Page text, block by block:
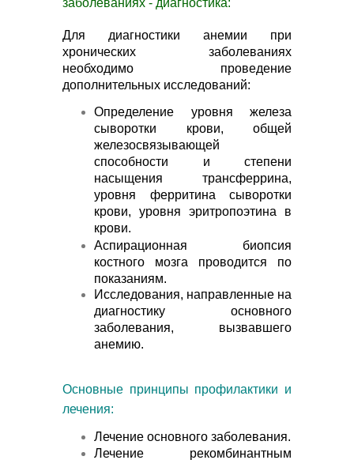
Для диагностики анемии при
хронических заболеваниях
необходимо проведение
дополнительных исследований:
Определение уровня железа
сыворотки крови, общей
железосвязывающей
способности и степени
насыщения трансферрина,
уровня ферритина сыворотки
крови, уровня эритропоэтина в
крови.
Аспирационная биопсия
костного мозга проводится по
показаниям.
Исследования, направленные на
диагностику основного
заболевания, вызвавшего
анемию.
Основные принципы профилактики и
лечения:
Лечение основного заболевания.
Лечение рекомбинантным